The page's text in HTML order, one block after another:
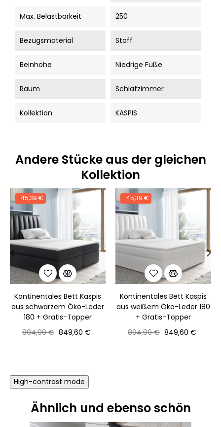
Max. Belastbarkeit 250
Bezugsmaterial Stoff
Beinhöhe Niedrige Füße
Raum Schlafzimmer
Kollektion KASPIS
Andere Stücke aus der gleichen
Kollektion
-45,39 €
Kontinentales Bett Kaspis
aus schwarzem Öko-Leder
180 + Gratis-Topper
Normaler
894,99 € Preis
849,60 €
-45,39 €
Kontinentales Bett Kaspis
aus weißem Öko-Leder 180
+ Gratis-Topper
Normaler
894,99 € Preis
849,60 €
‹ ›
High-contrast mode
Ähnlich und ebenso schön